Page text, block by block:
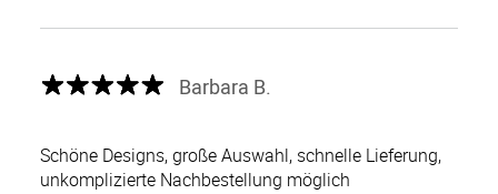
Barbara B.
Schöne Designs, große Auswahl, schnelle Lieferung,
unkomplizierte Nachbestellung möglich